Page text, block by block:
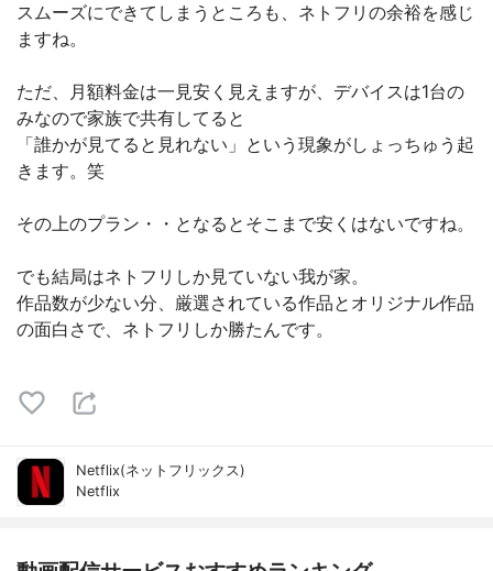
スムーズにできてしまうところも、ネトフリの余裕を感じ
ますね。
ただ、月額料金は一見安く見えますが、デバイスは1台の
みなので家族で共有してると
「誰かが見てると見れない」という現象がしょっちゅう起
きます。笑
その上のプラン・・となるとそこまで安くはないですね。
でも結局はネトフリしか見ていない我が家。
作品数が少ない分、厳選されている作品とオリジナル作品
の面白さで、ネトフリしか勝たんです。
Netflix(ネットフリックス)
Netflix